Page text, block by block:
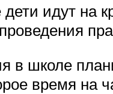
идут на
в школе
время на